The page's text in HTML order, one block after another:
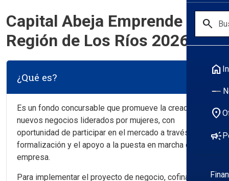
search
home
location_on
campaign
Capital Abeja Emprende
Región de Los Ríos 2026
¿Qué es?
Es un fondo concursable que promueve la creación de
nuevos negocios liderados por mujeres, con
oportunidad de participar en el mercado a través de su
formalización y el apoyo a la puesta en marcha de la
empresa.
Para implementar el proyecto de negocio, cofinancia